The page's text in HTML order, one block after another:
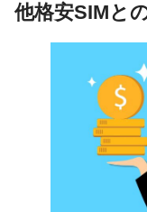
他格安SIMと